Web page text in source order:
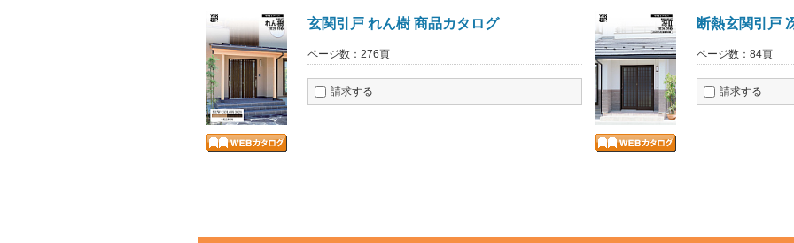
玄関引戸 れん樹 商品カタログ
ページ数：276頁
請求する
断熱玄関引戸
ページ数：84頁
請求する